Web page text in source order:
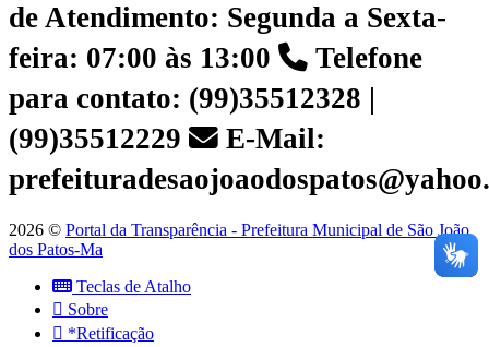
de Atendimento: Segunda a Sexta-
feira: 07:00 às 13:00
Telefone
para contato: (99)35512328 |
(99)35512229
E-Mail:
2026 © Portal da Transparência - Prefeitura Municipal de São João
dos Patos-Ma
Teclas de Atalho
Sobre
*Retificação